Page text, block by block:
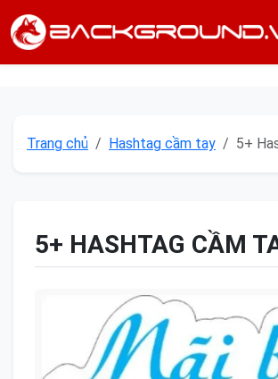
Trang chủ Hashtag cầm tay 5+
5+ HASHTAG CẦM